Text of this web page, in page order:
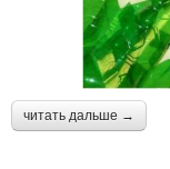
читать дальше →